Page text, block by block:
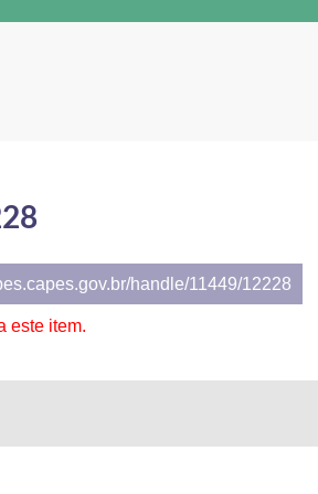
handle/11449/12228
este item.